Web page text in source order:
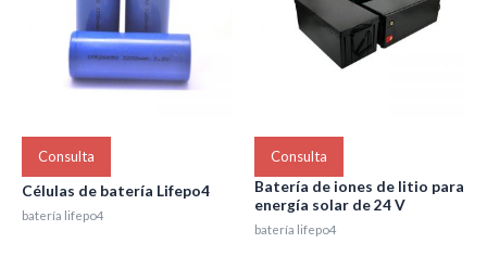
Consulta
Células de batería Lifepo4
batería lifepo4
Consulta
Batería de iones de litio para
energía solar de 24 V
batería lifepo4